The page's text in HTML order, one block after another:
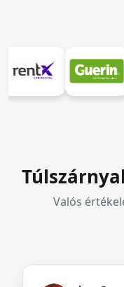
Valós